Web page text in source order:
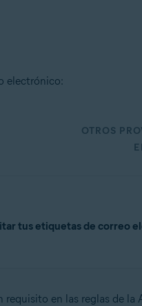
electrónico:
OTROS
tus etiquetas de correo
requisito en las reglas de la